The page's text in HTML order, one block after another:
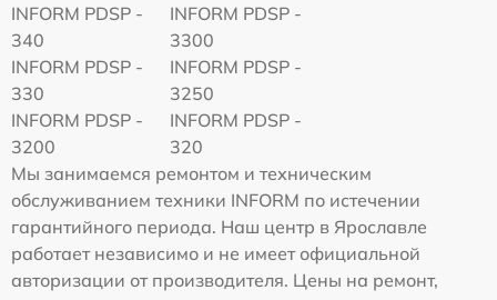
INFORM PDSP -
340
INFORM PDSP -
3300
INFORM PDSP -
330
INFORM PDSP -
3250
INFORM PDSP -
3200
INFORM PDSP -
320
Мы занимаемся ремонтом и техническим
обслуживанием техники INFORM по истечении
гарантийного периода. Наш центр в Ярославле
работает независимо и не имеет официальной
авторизации от производителя. Цены на ремонт,